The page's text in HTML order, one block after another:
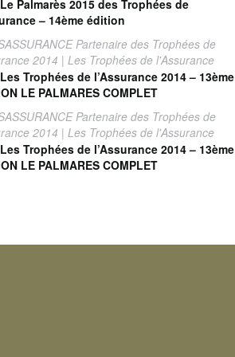
Le Palmarès 2015 des Trophées de
– 14ème édition
Partenaire des Trophées de
2014 | Les Trophées de l'Assurance
Les Trophées de l’Assurance 2014 – 13ème
LE PALMARES COMPLET
Partenaire des Trophées de
2014 | Les Trophées de l'Assurance
Les Trophées de l’Assurance 2014 – 13ème
LE PALMARES COMPLET